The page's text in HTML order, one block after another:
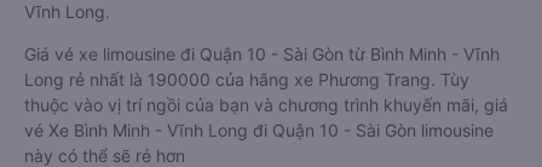
Vĩnh Long.
Giá vé xe limousine đi Quận 10 - Sài Gòn từ Bình Minh - Vĩnh
Long rẻ nhất là 190000 của hãng xe Phương Trang. Tùy
thuộc vào vị trí ngồi của bạn và chương trình khuyến mãi, giá
vé Xe Bình Minh - Vĩnh Long đi Quận 10 - Sài Gòn limousine
này có thể sẽ rẻ hơn